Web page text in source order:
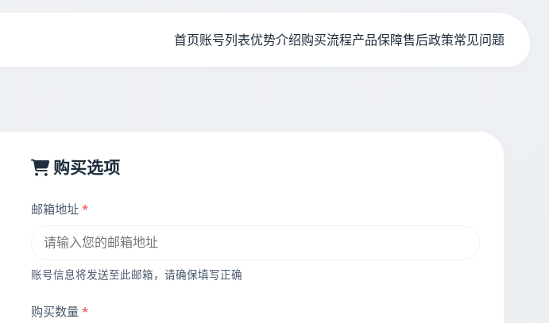
首页账号列表优势介绍购买流程产品保障售后政策常见问题
购买选项
邮箱地址 *
账号信息将发送至此邮箱，请确保填写正确
购买数量 *